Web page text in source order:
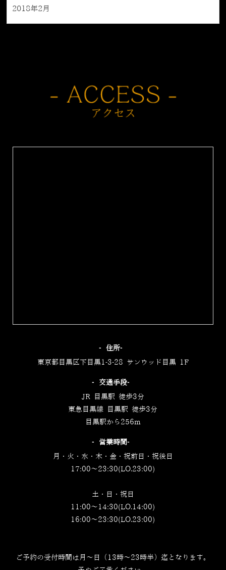
2018年2月
‐住所‐
東京都目黒区下目黒1-3-28 サンウッド目黒 1F
‐交通手段‐
JR 目黒駅 徒歩3分
東急目黒線 目黒駅 徒歩3分
目黒駅から256m
‐営業時間‐
月・火・水・木・金・祝前日・祝後日
17:00～23:30(LO.23:00)
土・日・祝日
11:00～14:30(LO.14:00)
16:00～23:30(LO.23:00)
ご予約の受付時間は月～日（13時～23時半）迄となります。